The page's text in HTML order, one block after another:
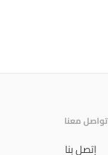
تواصل معنا
إتصل بنا